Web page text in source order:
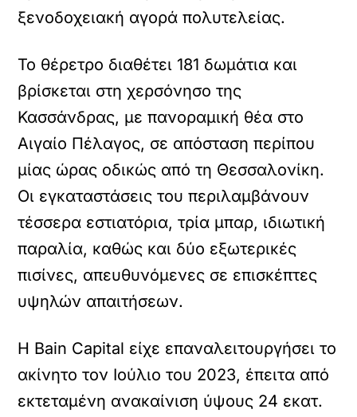
ξενοδοχειακή αγορά πολυτελείας.
Το θέρετρο διαθέτει 181 δωμάτια και
βρίσκεται στη χερσόνησο της
Κασσάνδρας, με πανοραμική θέα στο
Αιγαίο Πέλαγος, σε απόσταση περίπου
μίας ώρας οδικώς από τη Θεσσαλονίκη.
Οι εγκαταστάσεις του περιλαμβάνουν
τέσσερα εστιατόρια, τρία μπαρ, ιδιωτική
παραλία, καθώς και δύο εξωτερικές
πισίνες, απευθυνόμενες σε επισκέπτες
υψηλών απαιτήσεων.
Η Bain Capital είχε επαναλειτουργήσει το
ακίνητο τον Ιούλιο του 2023, έπειτα από
εκτεταμένη ανακαίνιση ύψους 24 εκατ.